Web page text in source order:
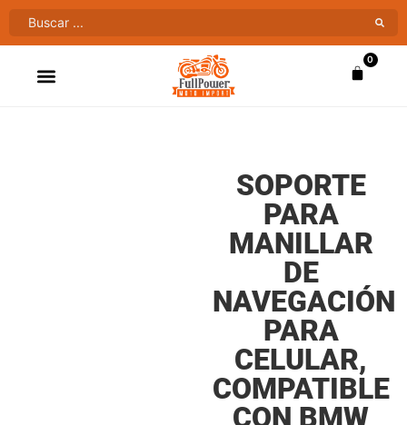
0
SOPORTE
PARA
MANILLAR
DE
NAVEGACIÓN
PARA
CELULAR,
COMPATIBLE
CON BMW